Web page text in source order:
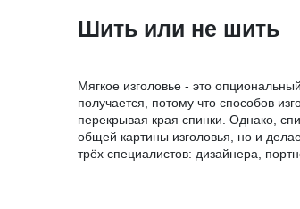
Шить или не шить
Мягкое изголовье - это
получается, потому что способов
перекрывая края спинки. Однако,
общей картины изголовья, но и
трёх специалистов: дизайнера,